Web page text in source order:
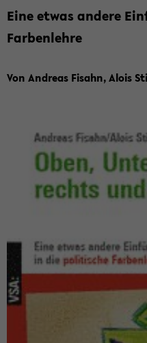
Eine etwas an­de­re
Far­ben­leh­re
Von An­dre­as Fisahn, Alois